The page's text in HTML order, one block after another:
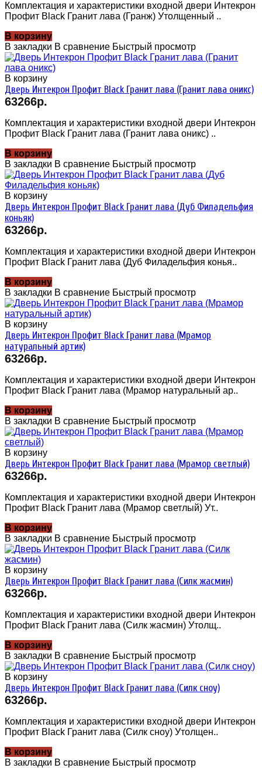
Комплектация и характеристики входной двери Интекрон
Профит Black Гранит лава (Гранж) Утолщенный ..
В корзину
В закладки В сравнение Быстрый просмотр
В корзину
Дверь Интекрон Профит Black Гранит лава (Гранит лава оникс)
63266р.
Комплектация и характеристики входной двери Интекрон
Профит Black Гранит лава (Гранит лава оникс) ..
В корзину
В закладки В сравнение Быстрый просмотр
В корзину
Дверь Интекрон Профит Black Гранит лава (Дуб Филадельфия
коньяк)
63266р.
Комплектация и характеристики входной двери Интекрон
Профит Black Гранит лава (Дуб Филадельфия конья..
В корзину
В закладки В сравнение Быстрый просмотр
В корзину
Дверь Интекрон Профит Black Гранит лава (Мрамор
натуральный артик)
63266р.
Комплектация и характеристики входной двери Интекрон
Профит Black Гранит лава (Мрамор натуральный ар..
В корзину
В закладки В сравнение Быстрый просмотр
В корзину
Дверь Интекрон Профит Black Гранит лава (Мрамор светлый)
63266р.
Комплектация и характеристики входной двери Интекрон
Профит Black Гранит лава (Мрамор светлый) Ут..
В корзину
В закладки В сравнение Быстрый просмотр
В корзину
Дверь Интекрон Профит Black Гранит лава (Силк жасмин)
63266р.
Комплектация и характеристики входной двери Интекрон
Профит Black Гранит лава (Силк жасмин) Утолщ..
В корзину
В закладки В сравнение Быстрый просмотр
В корзину
Дверь Интекрон Профит Black Гранит лава (Силк сноу)
63266р.
Комплектация и характеристики входной двери Интекрон
Профит Black Гранит лава (Силк сноу) Утолщен..
В корзину
В закладки В сравнение Быстрый просмотр